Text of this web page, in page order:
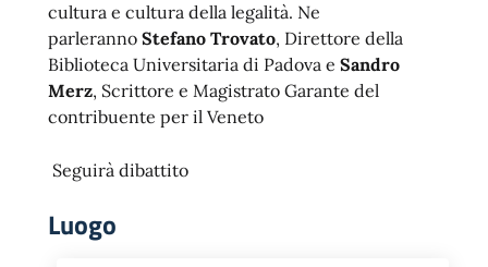
cultura e cultura della legalità. Ne
parleranno Stefano Trovato, Direttore della
Biblioteca Universitaria di Padova e Sandro
Merz, Scrittore e Magistrato Garante del
contribuente per il Veneto
Seguirà dibattito
Luogo